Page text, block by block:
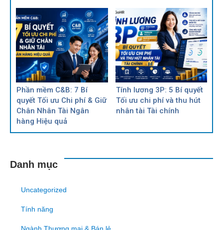
Phần mềm C&B: 7 Bí
quyết Tối ưu Chi phí & Giữ
Chân Nhân Tài Ngân
hàng Hiệu quả
Tính lương 3P: 5 Bí quyết
Tối ưu chi phí và thu hút
nhân tài Tài chính
Danh mục
Uncategorized
Tính năng